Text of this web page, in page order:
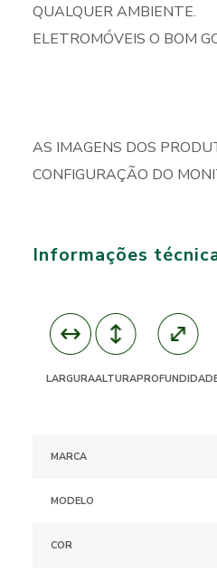
QUALQUER AMBIENTE.
ELETROMÓVEIS O BOM
AS IMAGENS DOS
CONFIGURAÇÃO DO
Informações
LARGURAALTURA
MARCA
MODELO
COR